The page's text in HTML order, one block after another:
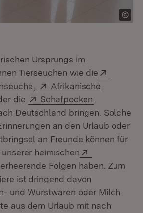
Ursprungs im
Tierseuchen wie die
(Öffnet in neuem Fenster)
Extern:
Afrikanische
in neuem Fenster)
die Extern:
Schafpocken
Deutschland bringen. Solche
an den Urlaub oder
an Freunde können für
heimischen
in neuem Fenster)
Folgen haben. Zum
ist dringend davon
und Wurstwaren oder Milch
aus dem Urlaub mit nach